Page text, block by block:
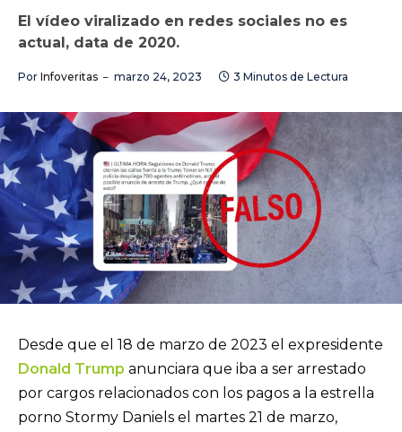
El vídeo viralizado en redes sociales no es
actual, data de 2020.
Por Infoveritas marzo 24, 2023 3 Minutos de Lectura
Desde que el 18 de marzo de 2023 el expresidente
Donald Trump anunciara que iba a ser arrestado
por cargos relacionados con los pagos a la estrella
porno Stormy Daniels el martes 21 de marzo,